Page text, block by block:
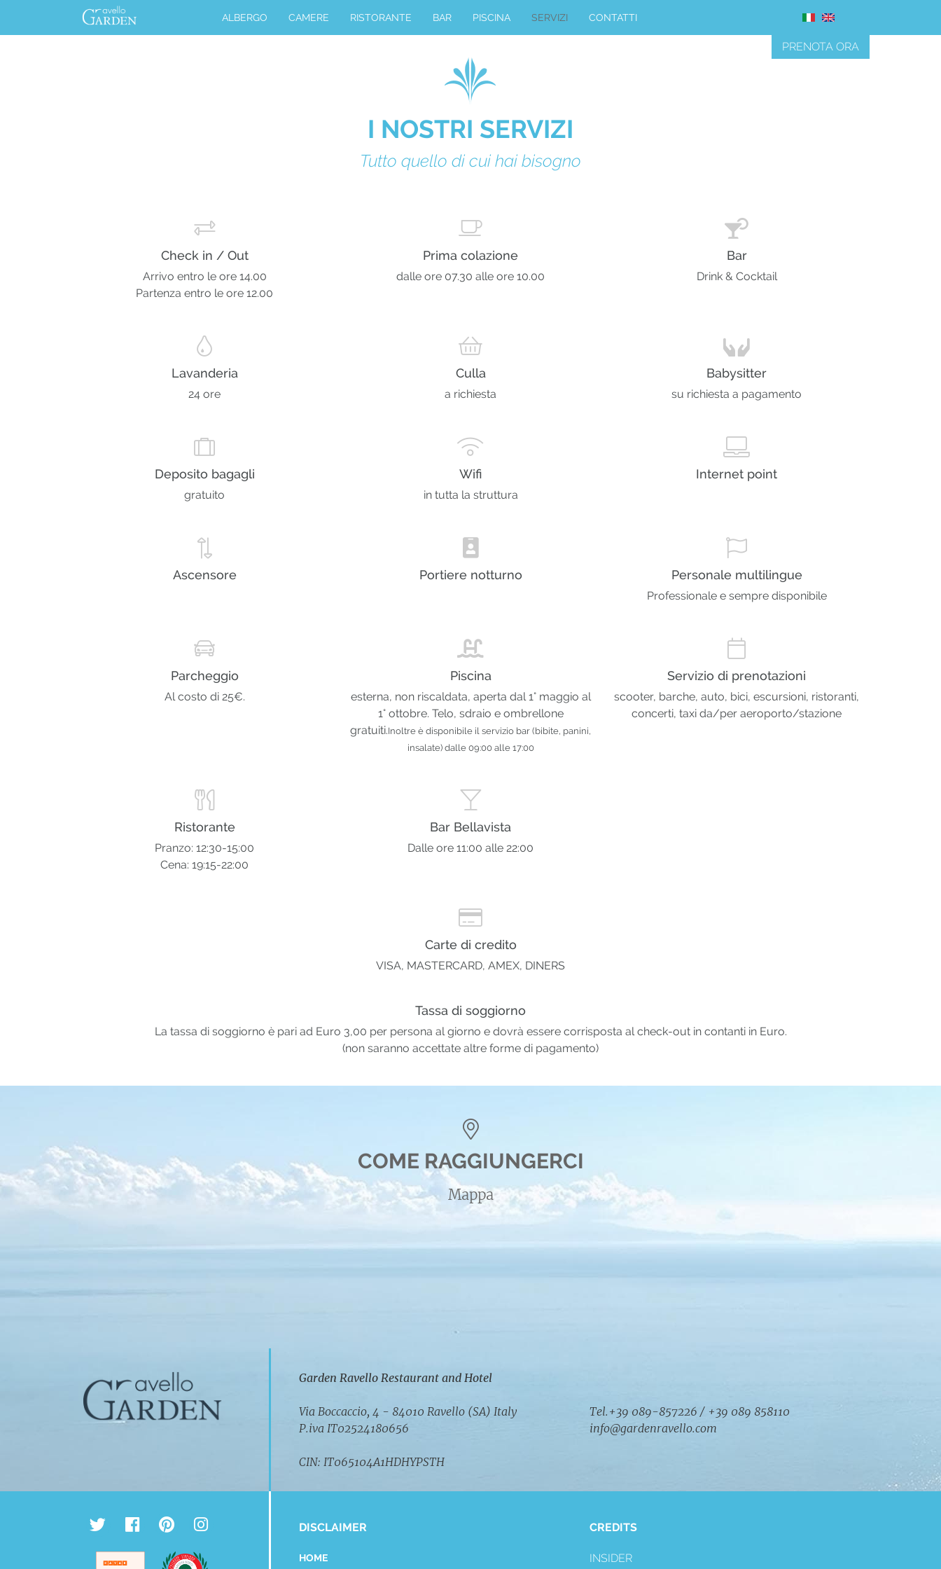
ALBERGO CAMERE RISTORANTE BAR PISCINA SERVIZI CONTATTI
PRENOTA ORA
I NOSTRI SERVIZI
Tutto quello di cui hai bisogno
Check in / Out
Arrivo entro le ore 14.00
Partenza entro le ore 12.00
Prima colazione
dalle ore 07.30 alle ore 10.00
Bar
Drink & Cocktail
Lavanderia
24 ore
Culla
a richiesta
Babysitter
su richiesta a pagamento
Deposito bagagli
gratuito
Wifi
in tutta la struttura
Internet point
Ascensore Portiere notturno Personale multilingue
Professionale e sempre disponibile
Parcheggio
Al costo di 25€.
Piscina
esterna, non riscaldata, aperta dal 1° maggio al
1° ottobre. Telo, sdraio e ombrellone
gratuiti.Inoltre è disponibile il servizio bar (bibite, panini,
insalate) dalle 09:00 alle 17:00
Servizio di prenotazioni
scooter, barche, auto, bici, escursioni, ristoranti,
concerti, taxi da/per aeroporto/stazione
Ristorante
Pranzo: 12:30-15:00
Cena: 19:15-22:00
Bar Bellavista
Dalle ore 11:00 alle 22:00
Carte di credito
VISA, MASTERCARD, AMEX, DINERS
Tassa di soggiorno
La tassa di soggiorno è pari ad Euro 3,00 per persona al giorno e dovrà essere corrisposta al check-out in contanti in Euro.
(non saranno accettate altre forme di pagamento)
COME RAGGIUNGERCI
Mappa
Garden Ravello Restaurant and Hotel
Via Boccaccio, 4 - 84010 Ravello (SA) Italy
P.iva IT02524180656
CIN: IT065104A1HDHYPSTH
Tel.+39 089-857226 / +39 089 858110
info@gardenravello.com
DISCLAIMER
HOME
CREDITS
INSIDER